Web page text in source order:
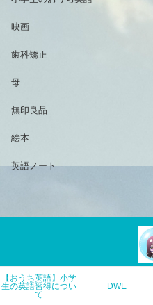
映画
歯科矯正
母
無印良品
絵本
英語ノート
遊んで読んでちょっと学ぶ。
【おうち英語】小学
生の英語習得につい
て
DWE